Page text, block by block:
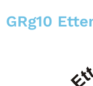
GRg10